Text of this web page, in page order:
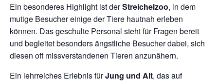
Ein besonderes Highlight ist derStreichelzoo, in dem
mutige Besucher einige der Tiere hautnah erleben
können. Das geschulte Personal steht für Fragen bereit
und begleitet besonders ängstliche Besucher dabei, sich
diesen oft missverstandenen Tieren anzunähern.
Ein lehrreiches Erlebnis fürJung und Alt, das auf